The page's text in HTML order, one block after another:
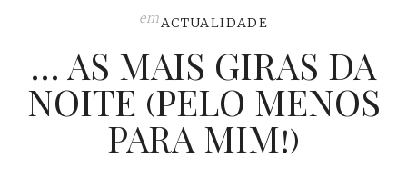
emACTUALIDADE
… AS MAIS GIRAS DA
NOITE (PELO MENOS
PARA MIM!)